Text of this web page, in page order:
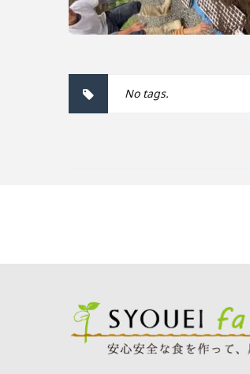
No tags.